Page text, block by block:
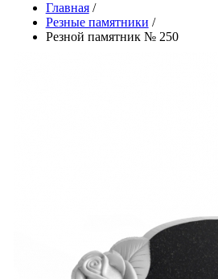
Главная /
Резные памятники /
Резной памятник № 250